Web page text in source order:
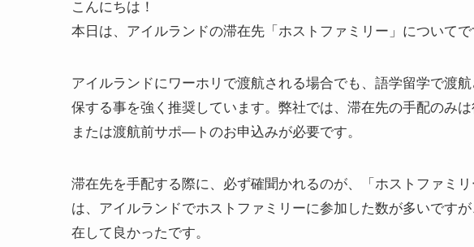
こんにちは！
本日は、アイルランドの滞在先「ホストファミリー」についてで
アイルランドにワーホリで渡航される場合でも、語学留学で渡
保する事を強く推奨しています。弊社では、滞在先の手配のみ
または渡航前サポ―トのお申込みが必要です。
滞在先を手配する際に、必ず確聞かれるのが、「ホストファミ
は、アイルランドでホストファミリーに参加した数が多いです
在して良かったです。